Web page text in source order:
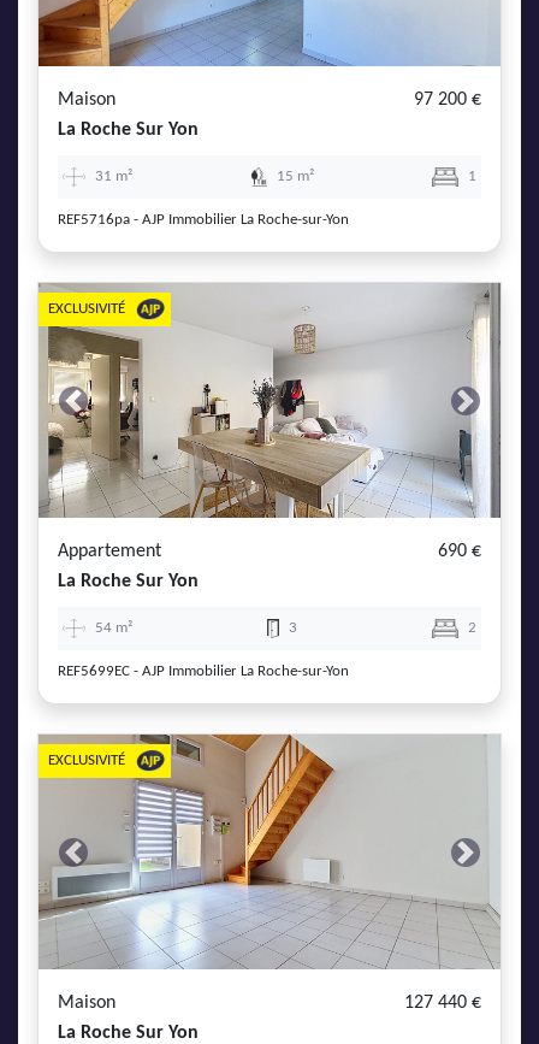
AJP Actualités
Service Qualité Clients
Maison
97 200 €
La Roche Sur Yon
31 m² 15 m² 1
REF5716pa - AJP Immobilier La Roche-sur-Yon
Previous Next
EXCLUSIVITÉ
Appartement
690 €
La Roche Sur Yon
54 m² 3 2
REF5699EC - AJP Immobilier La Roche-sur-Yon
Previous Next
EXCLUSIVITÉ
Maison
127 440 €
La Roche Sur Yon